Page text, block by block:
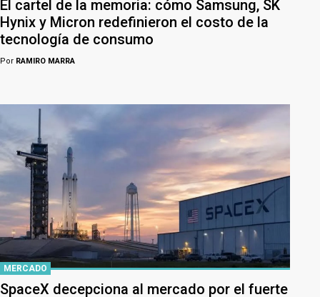
El cartel de la memoria: cómo Samsung, SK
Hynix y Micron redefinieron el costo de la
tecnología de consumo
Por RAMIRO MARRA
MERCADO
SpaceX decepciona al mercado por el fuerte